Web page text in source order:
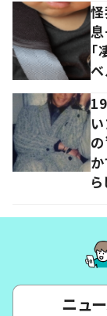
怪
ベ
の
か
ら
ニュ